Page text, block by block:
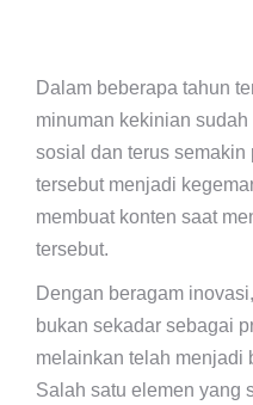
Dalam beberapa tahun
minuman kekinian
sosial dan terus semakin
tersebut menjadi
membuat konten saat
tersebut.
Dengan beragam
bukan sekadar sebagai
melainkan telah menjadi
Salah satu elemen yang